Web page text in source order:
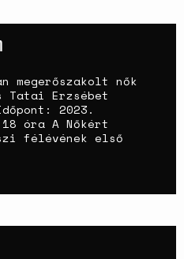
megerőszakolt nők
Tatai Erzsébet
2023.
óra A Nőkért
félévének első